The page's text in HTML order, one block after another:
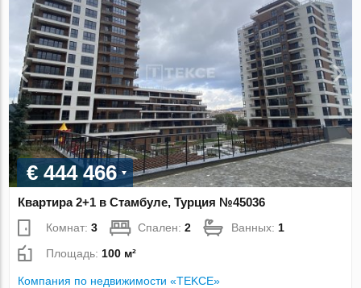
€ 444 466
Квартира 2+1 в Стамбуле, Турция №45036
Комнат:3 Спален:2 Ванных: 1
Площадь: 100 м²
Компания по недвижимости «TEKCE»